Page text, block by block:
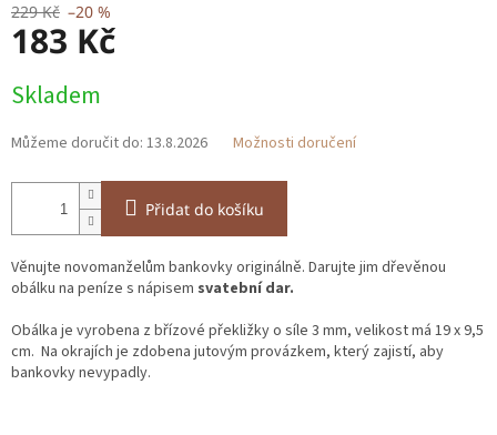
229 Kč –20 %
183 Kč
cena:
Skladem
Můžeme doručit do: 13.8.2026 Možnosti doručení
Přidat do košíku
Věnujte novomanželům bankovky originálně. Darujte jim dřevěnou
obálku na peníze s nápisem svatební dar.
Obálka je vyrobena z břízové překližky o síle 3 mm, velikost má 19 x 9,5
cm. Na okrajích je zdobena jutovým provázkem, který zajistí, aby
bankovky nevypadly.